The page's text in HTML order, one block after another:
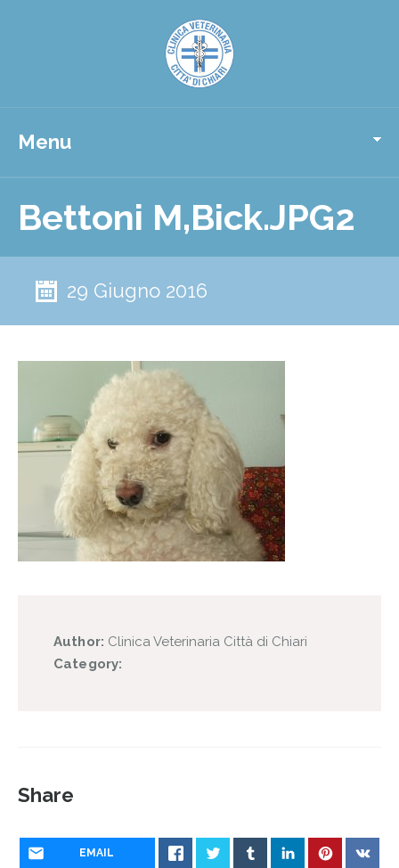
Menu
Bettoni M,Bick.JPG2
29 Giugno 2016
Author: Clinica Veterinaria Città di Chiari
Category:
Share
EMAIL